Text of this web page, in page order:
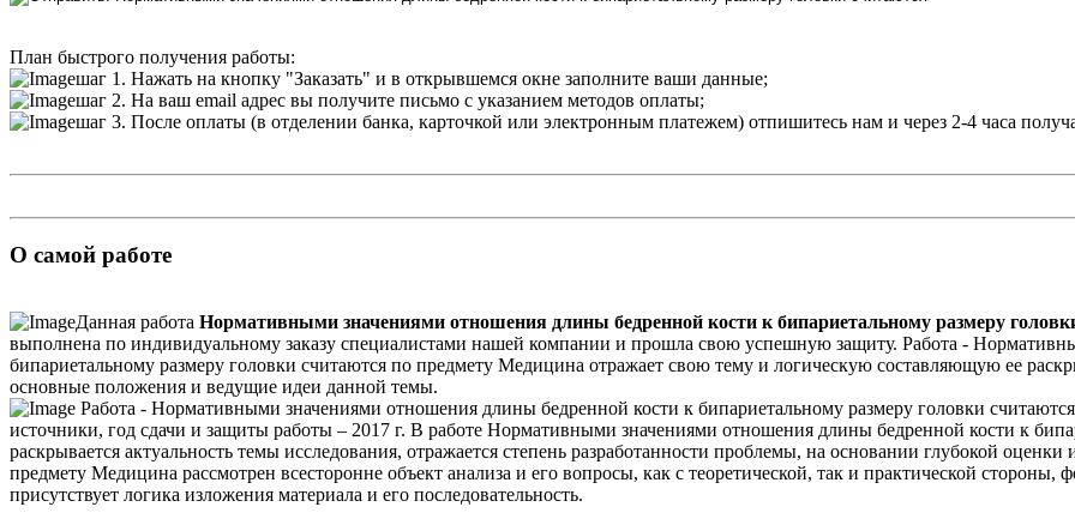
План быстрого получения работы:
шаг 1. Нажать на кнопку "Заказать" и в открывшемся окне заполните ваши данные;
шаг 2. На ваш email адрес вы получите письмо с указанием методов оплаты;
шаг 3. После оплаты (в отделении банка, карточкой или электронным платежем) отпишитесь нам и через 2-4 часа
О самой работе
Данная работа Нормативными значениями отношения длины бедренной кости к бипариетальному размеру
выполнена по индивидуальному заказу специалистами нашей компании и прошла свою успешную защиту. Работа -
бипариетальному размеру головки считаются по предмету Медицина отражает свою тему и логическую составляющую ее
основные положения и ведущие идеи данной темы.
Работа - Нормативными значениями отношения длины бедренной кости к бипариетальному размеру головки
источники, год сдачи и защиты работы – 2017 г. В работе Нормативными значениями отношения длины бедренной кости к
раскрывается актуальность темы исследования, отражается степень разработанности проблемы, на основании глубокой
предмету Медицина рассмотрен всесторонне объект анализа и его вопросы, как с теоретической, так и практической стороны,
присутствует логика изложения материала и его последовательность.